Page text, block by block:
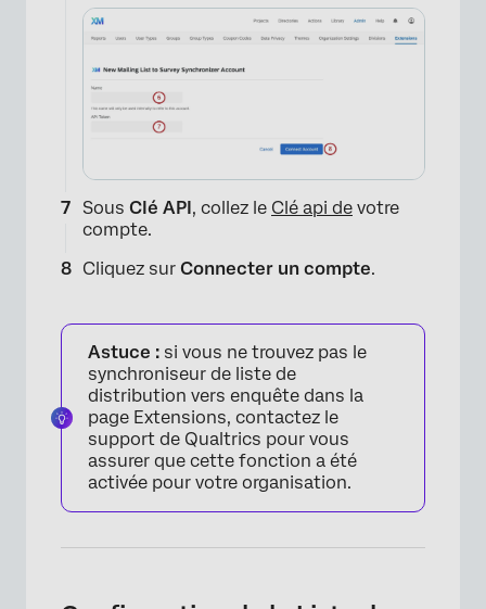
Sous Clé API, collez le Clé api de votre
compte.
Cliquez sur Connecter un compte.
Astuce : si vous ne trouvez pas le
synchroniseur de liste de
distribution vers enquête dans la
page Extensions, contactez le
support de Qualtrics pour vous
assurer que cette fonction a été
activée pour votre organisation.